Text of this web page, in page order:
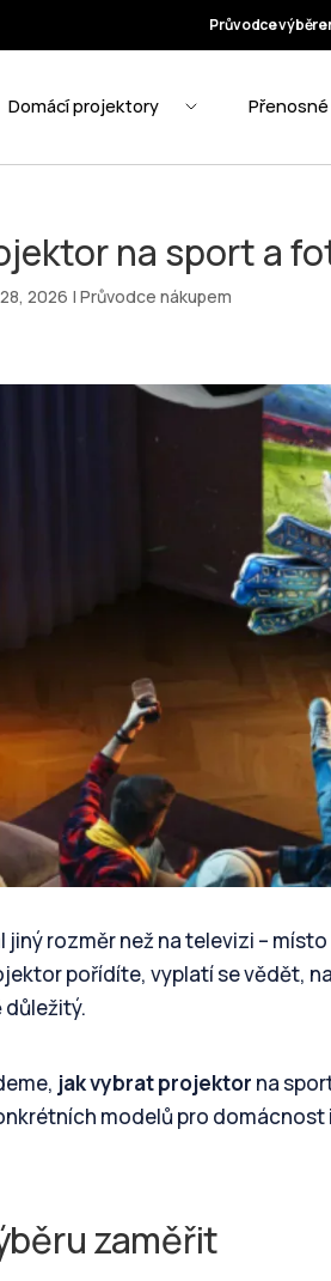
na sport a
2026 | Průvodce nákupem
rozměr než na televizi –
pořídíte, vyplatí se vědět,
jak vybrat projektor na
modelů pro domácnost
zaměřit